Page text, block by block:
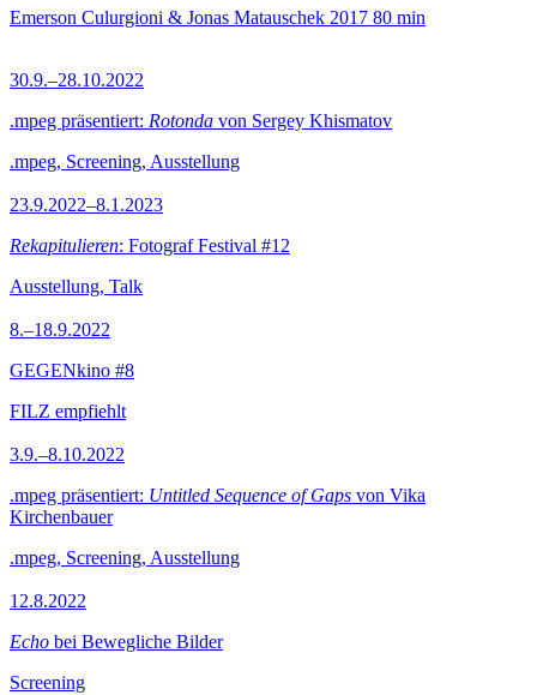
Emerson Culurgioni & Jonas Matauschek 2017 80 min
30.9.–28.10.2022
.mpeg präsentiert: Rotonda von Sergey Khismatov
.mpeg, Screening, Ausstellung
23.9.2022–8.1.2023
Rekapitulieren: Fotograf Festival #12
Ausstellung, Talk
8.–18.9.2022
GEGENkino #8
FILZ empfiehlt
3.9.–8.10.2022
.mpeg präsentiert: Untitled Sequence of Gaps von Vika
Kirchenbauer
.mpeg, Screening, Ausstellung
12.8.2022
Echo bei Bewegliche Bilder
Screening